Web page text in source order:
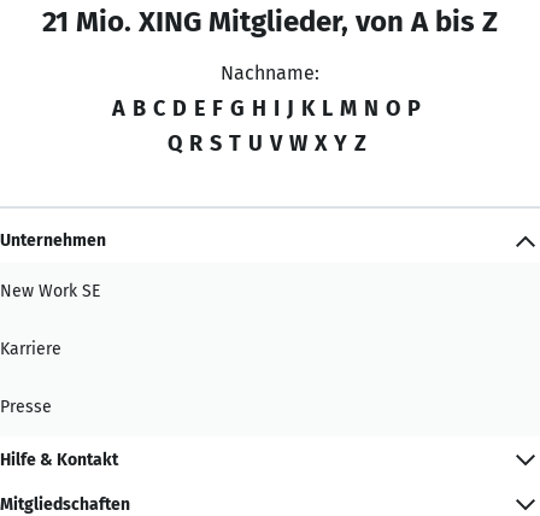
21 Mio. XING Mitglieder, von A bis Z
Nachname:
A B C D E F G H I J K L M N O P
Q R S T U V W X Y Z
Unternehmen
New Work SE
Karriere
Presse
Hilfe & Kontakt
Mitgliedschaften